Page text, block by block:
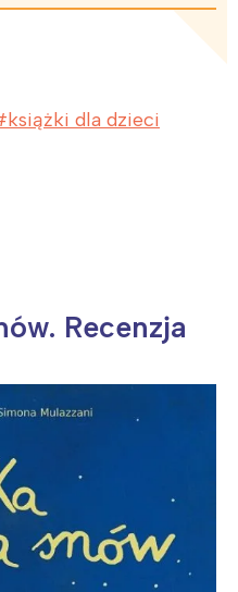
książki dla dzieci
Recenzja